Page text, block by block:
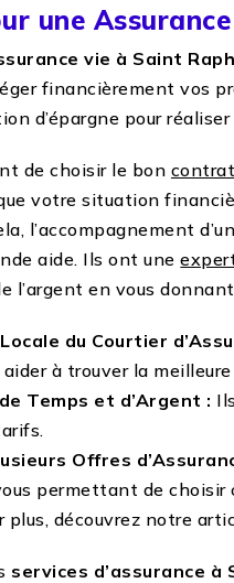
une
vie à Saint
financièrement vos
d’épargne pour
de choisir le bon contrat
votre situation
l’accompagnement d’un
aide. Ils ont une
l’argent en vous
du Courtier
à trouver la
Temps et d’Argent :
Offres
permettant de
plus, découvrez notre
services d’assurance à